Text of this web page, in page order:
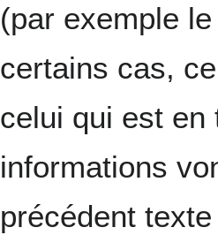
(par exemple
certains cas,
celui qui est en
informations
précédent